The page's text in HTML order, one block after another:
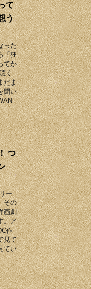
て
う
った
「狂
てか
く
だま
聞い
つ
ー
その
画劇
。ア
作
見て
てい